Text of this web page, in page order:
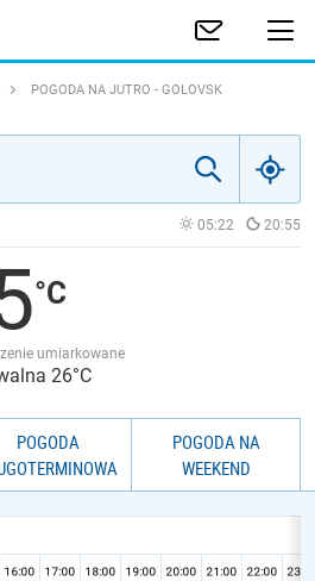
POGODA NA JUTRO - GOLOVSK
05:22 20:55
umiarkowane
26°C
POGODA
POGODA NA
WEEKEND